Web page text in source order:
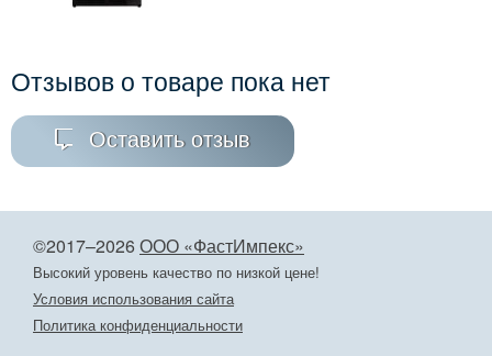
Отзывов о товаре пока нет
Оставить отзыв
©2017–2026ООО «ФастИмпекс»
Высокий уровень качество по низкой цене!
Условия использования сайта
Политика конфиденциальности